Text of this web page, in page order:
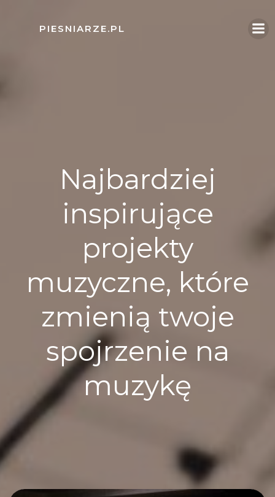
PIESNIARZE.PL
Najbardziej
inspirujące
projekty
muzyczne, które
zmienią twoje
spojrzenie na
muzykę